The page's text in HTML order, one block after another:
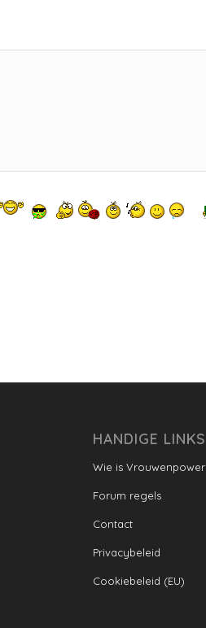
HANDIGE LINKS
Wie is Vrouwenpower
Forum regels
Contact
Privacybeleid
Cookiebeleid (EU)